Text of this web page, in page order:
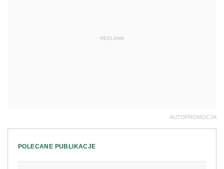
REKLAMA
AUTOPROMOCJA
POLECANE PUBLIKACJE